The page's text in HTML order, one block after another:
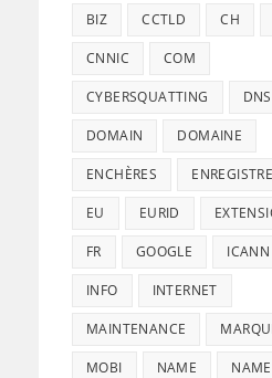
BIZ CCTLD CH
CNNIC COM
CYBERSQUATTING DNS
DOMAIN DOMAINE
ENCHÈRES
EU EURID
FR GOOGLE ICANN
INFO INTERNET
MAINTENANCE
MOBI NAME